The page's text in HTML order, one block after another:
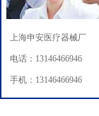
上海申安医疗器械厂
电话：13146466946
手机：13146466946